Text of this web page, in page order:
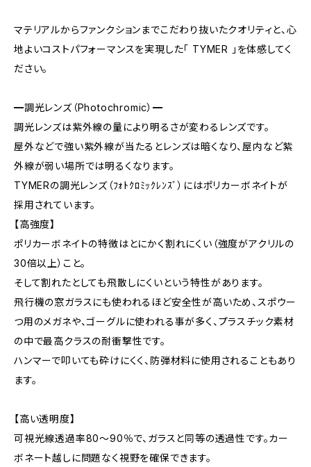
マテリアルからファンクションまでこだわり抜いたクオリティと、心
地よいコストパフォーマンスを実現した「 TYMER 」を体感してく
ださい。
━調光レンズ（Photochromic）━
調光レンズは紫外線の量により明るさが変わるレンズです。
屋外などで強い紫外線が当たるとレンズは暗くなり、屋内など紫
外線が弱い場所では明るくなります。
TYMERの調光レンズ（ﾌｫﾄｸﾛﾐｯｸﾚﾝｽﾞ）にはポリカーボネイトが
採用されています。
【高強度】
ポリカーボネイトの特徴はとにかく割れにくい（強度がアクリルの
30倍以上）こと。
そして割れたとしても飛散しにくいという特性があります。
飛行機の窓ガラスにも使われるほど安全性が高いため、スポウー
つ用のメガネや、ゴーグルに使われる事が多く、プラスチック素材
の中で最高クラスの耐衝撃性です。
ハンマーで叩いても砕けにくく、防弾材料に使用されることもあり
ます。
【高い透明度】
可視光線透過率80〜90％で、ガラスと同等の透過性です。カー
ボネート越しに問題なく視野を確保できます。